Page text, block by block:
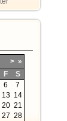
> »
F
S
6
7
13 14
20 21
27 28